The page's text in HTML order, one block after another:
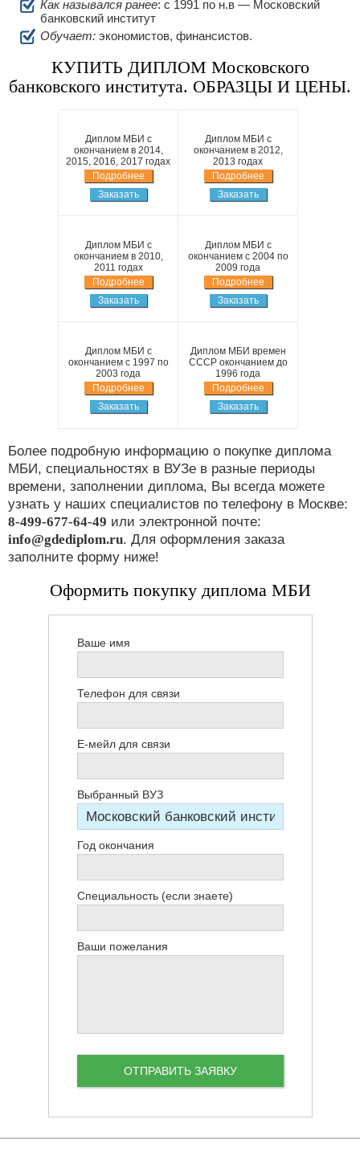
Как назывался ранее: c 1991 по н.в — Московский
банковский институт
Обучает: экономистов, финансистов.
КУПИТЬ ДИПЛОМ Московского
банковского института. ОБРАЗЦЫ И ЦЕНЫ.
Диплом МБИ с
окончанием в 2014,
2015, 2016, 2017 годах
Подробнее
Заказать
Диплом МБИ с
окончанием в 2012,
2013 годах
Подробнее
Заказать
Диплом МБИ с
окончанием в 2010,
2011 годах
Подробнее
Заказать
Диплом МБИ с
окончанием с 2004 по
2009 года
Подробнее
Заказать
Диплом МБИ с
окончанием с 1997 по
2003 года
Подробнее
Заказать
Диплом МБИ времен
СССР окончанием до
1996 года
Подробнее
Заказать
Более подробную информацию о покупке диплома
МБИ, специальностях в ВУЗе в разные периоды
времени, заполнении диплома, Вы всегда можете
узнать у наших специалистов по телефону в Москве:
8-499-677-64-49 или электронной почте:
info@gdediplom.ru. Для оформления заказа
заполните форму ниже!
Оформить покупку диплома МБИ
Ваше имя
Телефон для связи
Е-мейл для связи
Выбранный ВУЗ
Год окончания
Специальность (если знаете)
Ваши пожелания